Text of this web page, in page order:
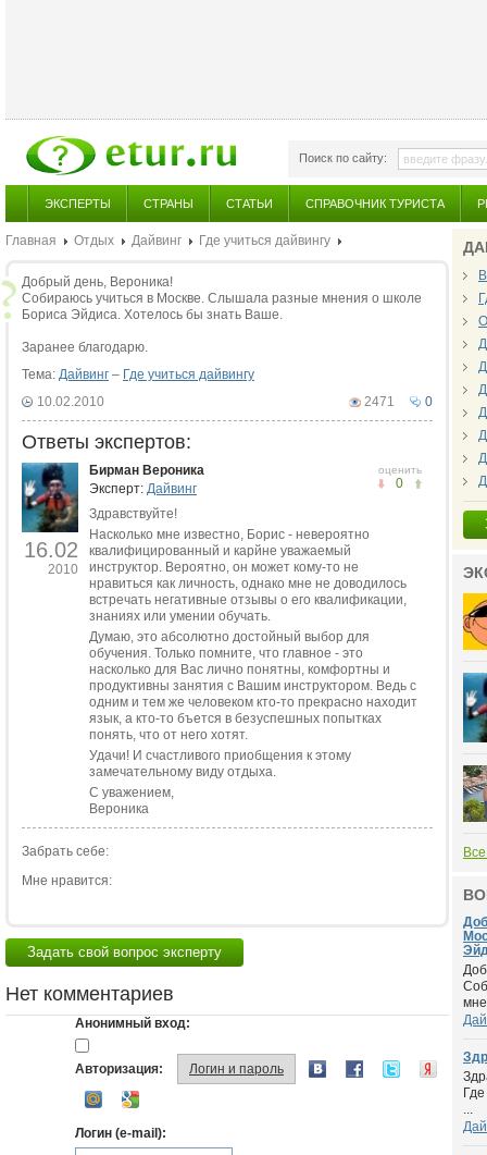
Поиск по сайту:
ЭКСПЕРТЫ СТРАНЫ СТАТЬИ СПРАВОЧНИК ТУРИСТА
Главная Отдых Дайвинг Где учиться дайвингу
Добрый день, Вероника!
Собираюсь учиться в Москве. Слышала разные мнения о школе
Бориса Эйдиса. Хотелось бы знать Ваше.
Заранее благодарю.
Тема: Дайвинг – Где учиться дайвингу
0
2471
10.02.2010
Ответы экспертов:
16.02
2010
оценить
0
Бирман Вероника
Эксперт: Дайвинг
Здравствуйте!
Насколько мне известно, Борис - невероятно
квалифицированный и карйне уважаемый
инструктор. Вероятно, он может кому-то не
нравиться как личность, однако мне не доводилось
встречать негативные отзывы о его квалификации,
знаниях или умении обучать.
Думаю, это абсолютно достойный выбор для
обучения. Только помните, что главное - это
насколько для Вас лично понятны, комфортны и
продуктивны занятия с Вашим инструктором. Ведь с
одним и тем же человеком кто-то прекрасно находит
язык, а кто-то бъется в безуспешных попытках
понять, что от него хотят.
Удачи! И счастливого приобщения к этому
замечательному виду отдыха.
С уважением,
Вероника
Забрать себе:
Мне нравится:
Задать свой вопрос эксперту
Нет комментариев
Анонимный вход:
Авторизация: Логин и пароль
Логин (e-mail):
...